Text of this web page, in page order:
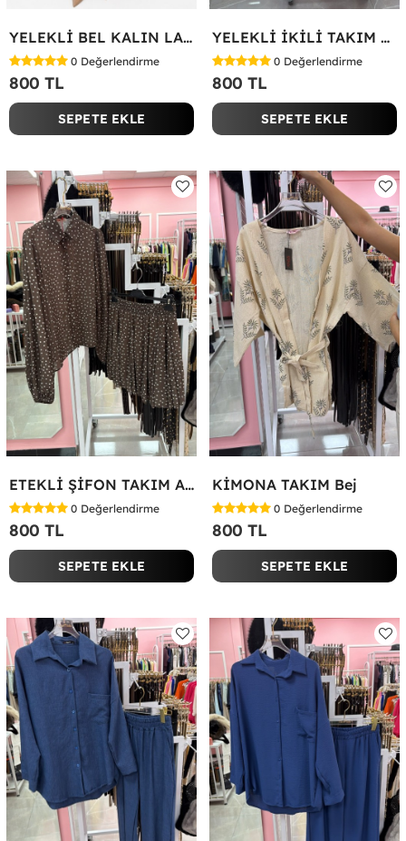
YELEKLİ BEL KALIN LASTİK İKİLİ TAKIM Bej
0 Değerlendirme
800 TL
SEPETE EKLE
YELEKLİ İKİLİ TAKIM Bej
0 Değerlendirme
800 TL
SEPETE EKLE
ETEKLİ ŞİFON TAKIM Acı Kahve
0 Değerlendirme
800 TL
SEPETE EKLE
KİMONA TAKIM Bej
0 Değerlendirme
800 TL
SEPETE EKLE